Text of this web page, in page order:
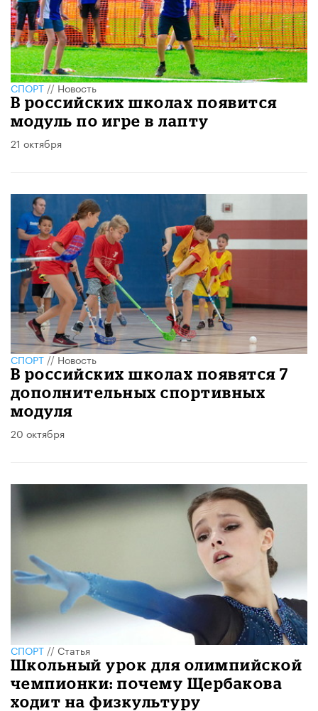
СПОРТ//Новость
В российских школах появится
модуль по игре в лапту
21 октября
СПОРТ//Новость
В российских школах появятся 7
дополнительных спортивных
модуля
20 октября
СПОРТ // Статья
Школьный урок для олимпийской
чемпионки: почему Щербакова
ходит на физкультуру